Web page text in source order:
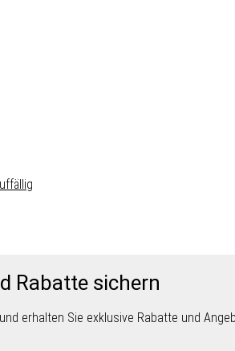
Rabatte sichern
erhalten Sie exklusive Rabatte und